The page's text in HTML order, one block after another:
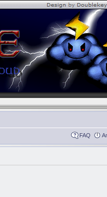
FAQ